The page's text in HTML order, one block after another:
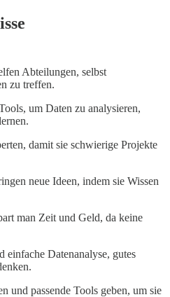
Abteilungen, selbst
zu treffen.
um Daten zu analysieren,
damit sie schwierige Projekte
neue Ideen, indem sie Wissen
man Zeit und Geld, da keine
einfache Datenanalyse, gutes
und passende Tools geben, um sie